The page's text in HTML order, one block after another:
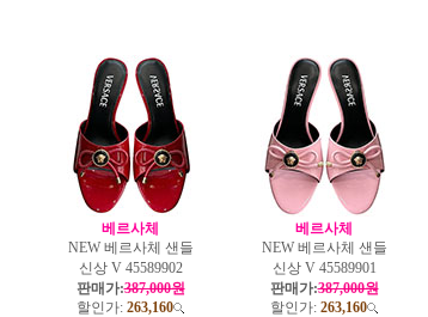
베르사체
NEW 베르사체 샌들
신상 V 45589902
판매가:387,000원
할인가: 263,160
베르사체
NEW 베르사체 샌들
신상 V 45589901
판매가:387,000원
할인가: 263,160